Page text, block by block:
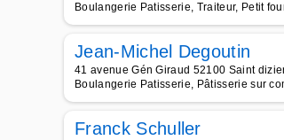
Boulangerie Patisserie, Traiteur, Petit
Jean-Michel Degoutin
41 avenue Gén Giraud 52100 Saint
Boulangerie Patisserie, Pâtisserie sur
Franck Schuller